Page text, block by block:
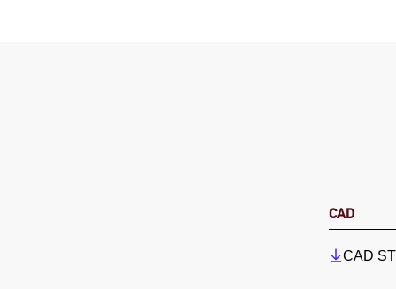
CAD
CAD